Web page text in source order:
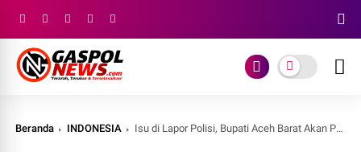
Beranda INDONESIA Isu di Lapor Polisi, Bupati Aceh Barat Akan Pertaruhkan Nyawa untuk Pertahankan Aset Daerah